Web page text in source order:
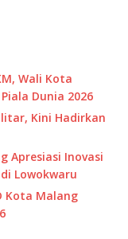
Wali Kota
Dunia 2026
Kini Hadirkan
Apresiasi Inovasi
Lowokwaru
Kota Malang